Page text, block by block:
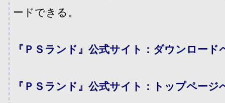
ードできる。
『ＰＳランド』公式サイト：ダウンロード
『ＰＳランド』公式サイト：トップページ